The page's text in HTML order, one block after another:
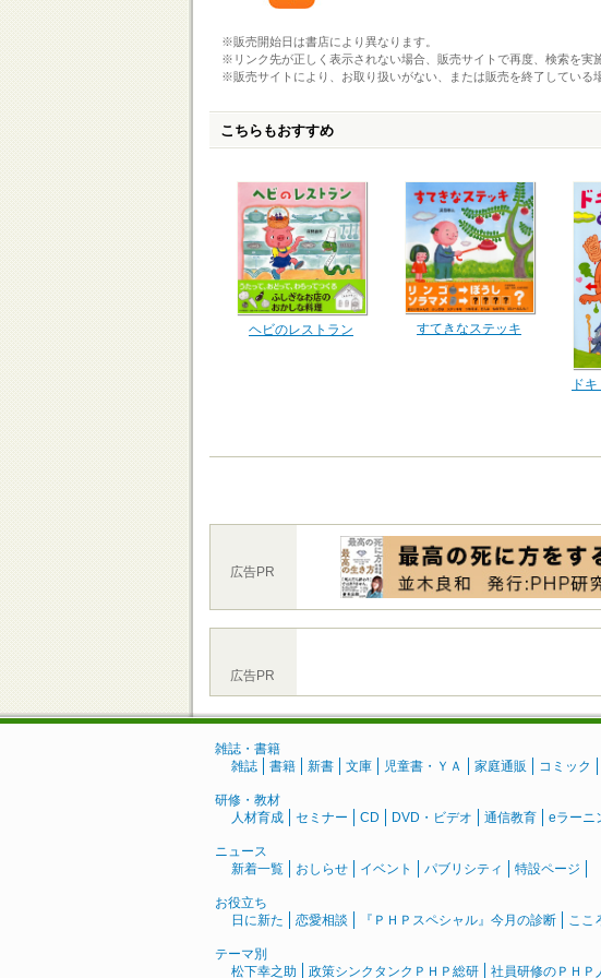
※販売開始日は書店により異なります。
※リンク先が正しく表示されない場合、販売サイトで再度、検索を実
※販売サイトにより、お取り扱いがない、または販売を終了している
こちらもおすすめ
ヘビのレストラン すてきなステッキ
ド
広告PR
広告PR
雑誌・書籍
雑誌
書籍 新書 文庫 児童書・ＹＡ 家庭通販 コミック
研修・教材
人材育成
セミナー CD DVD・ビデオ 通信教育 eラーニ
ニュース
新着一覧
おしらせ イベント パブリシティ 特設ページ
お役立ち
日に新た
恋愛相談 『ＰＨＰスペシャル』今月の診断 ここ
テーマ別
松下幸之助
政策シンクタンクＰＨＰ総研 社員研修のＰＨＰ